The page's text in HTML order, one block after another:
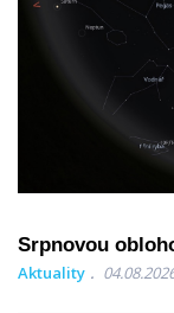
Srpnovou
Aktuality